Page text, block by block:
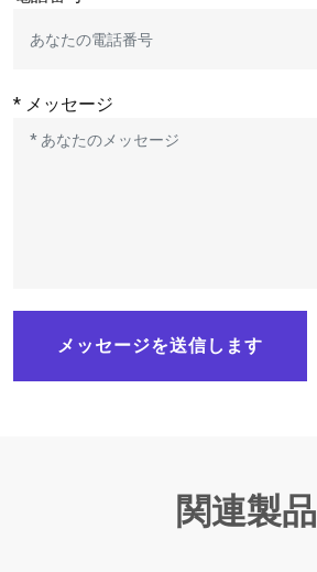
* メッセージ
メッセージを送信します
関連製品